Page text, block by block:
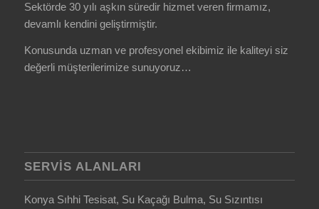
Sektörde 30 yılı aşkın süredir hizmet veren firmamız,
devamlı kendini geliştirmiştir.
Konusunda uzman ve profesyonel ekibimiz ile kaliteyi siz
değerli müşterilerimize sunuyoruz…
SERVIS ALANLARI
Konya Sıhhi Tesisat, Su Kaçağı Bulma, Su Sızıntısı